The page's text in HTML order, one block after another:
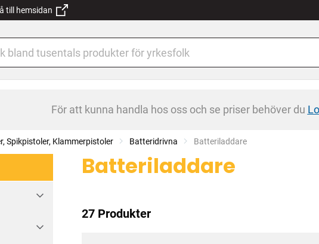
till hemsidan
För att kunna handla hos oss och se priser behöver du
Spikpistoler, Klammerpistoler Batteridrivna Current:
Batteriladdare
Batteriladdare
27 Produkter